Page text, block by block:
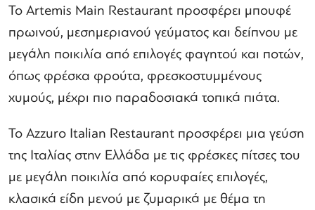
Το Artemis Main Restaurant προσφέρει μπουφέ
πρωινού, μεσημεριανού γεύματος και δείπνου με
μεγάλη ποικιλία από επιλογές φαγητού και ποτών,
όπως φρέσκα φρούτα, φρεσκοστυμμένους
χυμούς, μέχρι πιο παραδοσιακά τοπικά πιάτα.
Το Azzuro Italian Restaurant προσφέρει μια γεύση
της Ιταλίας στην Ελλάδα με τις φρέσκες πίτσες του
με μεγάλη ποικιλία από κορυφαίες επιλογές,
κλασικά είδη μενού με ζυμαρικά με θέμα τη